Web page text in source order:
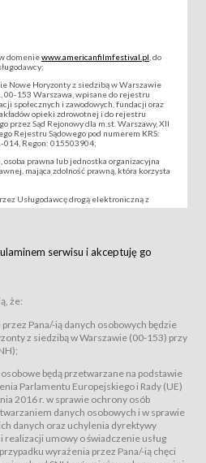
domeniewww.americanfilmfestival.pl , do
Nowe Horyzonty z siedzibą w Warszawie
00-153 Warszawa, wpisane do rejestru
społecznych i zawodowych, fundacji oraz
opieki zdrowotnej i do rejestru
przez Sąd Rejonowy dla m.st. Warszawy, XII
Rejestru Sądowego pod numerem KRS:
Regon: 015503904;
osoba prawna lub jednostka organizacyjna
mająca zdolność prawną, która korzysta
Usługodawcę drogą elektroniczną z
(Akredytacje);
zawarcie umowy z
wzięcia udziału w Wydarzeniu,
dla danego Wydarzenia, tj. uprawniające
pojedynczych seansach filmowych,
przez Usługodawcę w Serwisie;
Usług przez Usługodawcę, z
serwisu i akceptuję go
że:
Pana/-ią danych osobowych będzie
z siedzibą w Warszawie (00-153) przy
będą przetwarzane na podstawie
Parlamentu Europejskiego i Rady (UE)
2016 r. w sprawie ochrony osób
danych osobowych i w sprawie
danych oraz uchylenia dyrektywy
realizacji umowy o świadczenie usług
wyrażenia przez Pana/-ią chęci